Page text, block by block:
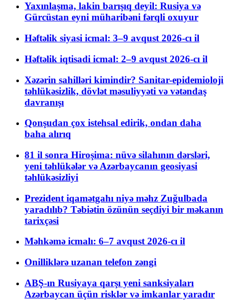
Yaxınlaşma, lakin barışıq deyil: Rusiya və
Gürcüstan eyni müharibəni fərqli oxuyur
Həftəlik siyasi icmal: 3–9 avqust 2026-cı il
Həftəlik iqtisadi icmal: 2–9 avqust 2026-cı il
Xəzərin sahilləri kimindir? Sanitar-epidemioloji
təhlükəsizlik, dövlət məsuliyyəti və vətəndaş
davranışı
Qonşudan çox istehsal edirik, ondan daha
baha alırıq
81 il sonra Hiroşima: nüvə silahının dərsləri,
yeni təhlükələr və Azərbaycanın geosiyasi
təhlükəsizliyi
Prezident iqamətgahı niyə məhz Zuğulbada
yaradılıb? Təbiətin özünün seçdiyi bir məkanın
tarixçəsi
Məhkəmə icmalı: 6–7 avqust 2026-cı il
Onilliklərə uzanan telefon zəngi
ABŞ-ın Rusiyaya qarşı yeni sanksiyaları
Azərbaycan üçün risklər və imkanlar yaradır